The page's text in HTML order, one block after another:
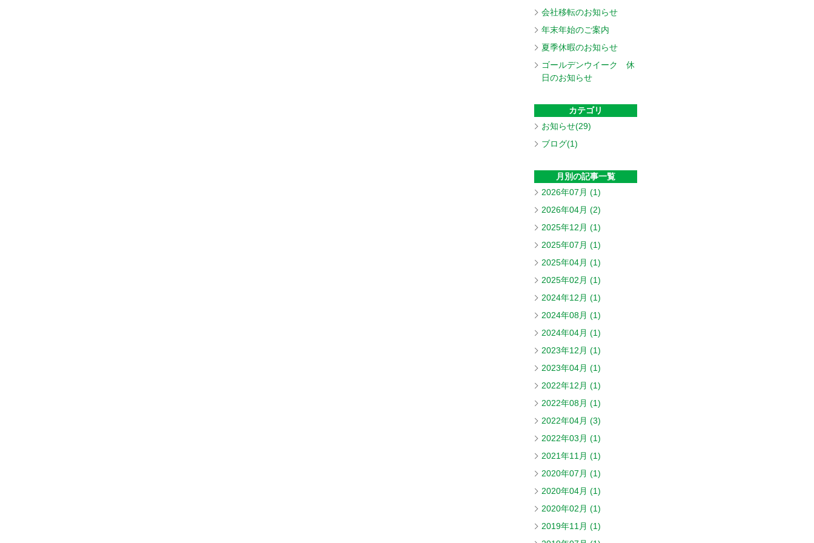
会社移転のお知らせ
年末年始のご案内
夏季休暇のお知らせ
ゴールデンウイーク 休
日のお知らせ
カテゴリ
お知らせ(29)
ブログ(1)
月別の記事一覧
2026年07月 (1)
2026年04月 (2)
2025年12月 (1)
2025年07月 (1)
2025年04月 (1)
2025年02月 (1)
2024年12月 (1)
2024年08月 (1)
2024年04月 (1)
2023年12月 (1)
2023年04月 (1)
2022年12月 (1)
2022年08月 (1)
2022年04月 (3)
2022年03月 (1)
2021年11月 (1)
2020年07月 (1)
2020年04月 (1)
2020年02月 (1)
2019年11月 (1)